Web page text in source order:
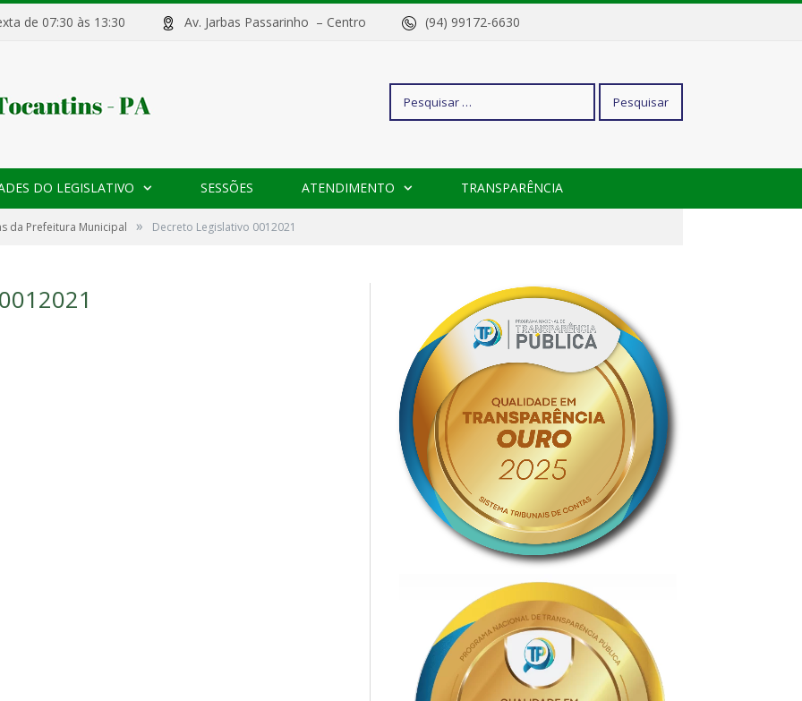
de 07:30 às 13:30 Av. Jarbas Passarinho – Centro (94) 99172-6630
Pesquisar
DO LEGISLATIVO SESSÕES ATENDIMENTO TRANSPARÊNCIA
da Prefeitura Municipal » Decreto Legislativo 0012021